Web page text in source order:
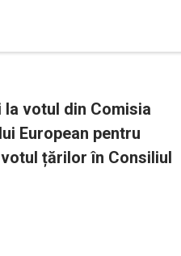
votul din Comisia
European pentru
țărilor în Consiliul